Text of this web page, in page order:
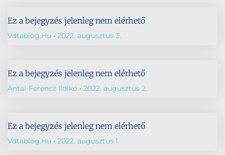
Ez a bejegyzés jelenleg nem elérhető
Vdtablog.hu 2022. augusztus 3.
Ez a bejegyzés jelenleg nem elérhető
Antal-Ferencz Ildikó 2022. augusztus 2.
Ez a bejegyzés jelenleg nem elérhető
Vdtablog.hu 2022. augusztus 1.